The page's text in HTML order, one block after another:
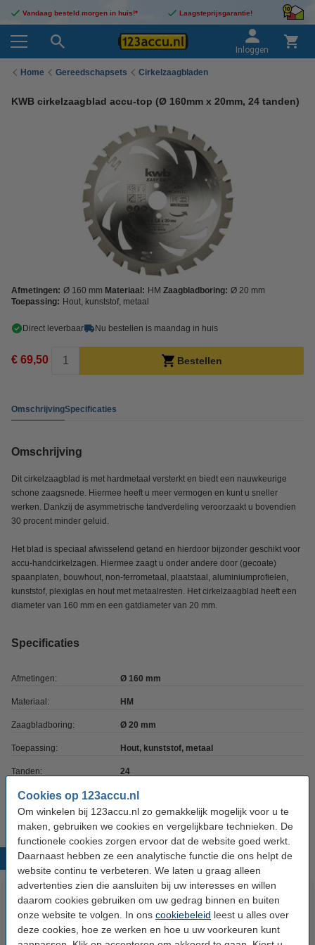
Cookies op 123accu.nl
Om winkelen bij 123accu.nl zo gemakkelijk mogelijk voor u te
maken, gebruiken we cookies en vergelijkbare technieken. De
functionele cookies zorgen ervoor dat de website goed werkt.
Daarnaast hebben ze een analytische functie die ons helpt de
website continu te verbeteren. We laten u graag alleen
advertenties zien die aansluiten bij uw interesses en willen
daarom cookies gebruiken om uw gedrag binnen en buiten
onze website te volgen. In ons cookiebeleid leest u alles over
deze cookies, hoe ze werken en hoe u uw voorkeuren kunt
Vandaag besteld morgen in huis!* Laagsteprijsgarantie!
Inloggen
Home Gereedschapsets Cirkelzaagbladen
KWB cirkelzaagblad accu-top (Ø 160mm x 20mm, 24 tanden)
Afmetingen: Ø 160 mm Materiaal: HM Zaagbladboring: Ø 20 mm
Toepassing: Hout, kunststof, metaal
Direct leverbaar Nu bestellen is maandag in huis
€ 69,50 Bestellen
OmschrijvingSpecificaties
Omschrijving
Dit cirkelzaagblad is met hardmetaal versterkt en biedt een nauwkeurige
schone zaagsnede. Hiermee heeft u meer vermogen en kunt u sneller
werken. Dankzij de asymmetrische tandverdeling veroorzaakt u bovendien
30 procent minder geluid.
Het blad is speciaal afwisselend getand en hierdoor bijzonder geschikt voor
accu-handcirkelzagen. Hiermee zaagt u onder andere door (gecoate)
spaanplaten, bouwhout, non-ferrometaal, plaatstaal, aluminiumprofielen,
kunststof, plexiglas en hout met metaalresten. Het cirkelzaagblad heeft een
diameter van 160 mm en een gatdiameter van 20 mm.
Specificaties
Afmetingen: Ø 160 mm
Materiaal: HM
Zaagbladboring: Ø 20 mm
Toepassing: Hout, kunststof, metaal
Tanden: 24
Breedte zaagblad: 1.2 mm
Populaire producten